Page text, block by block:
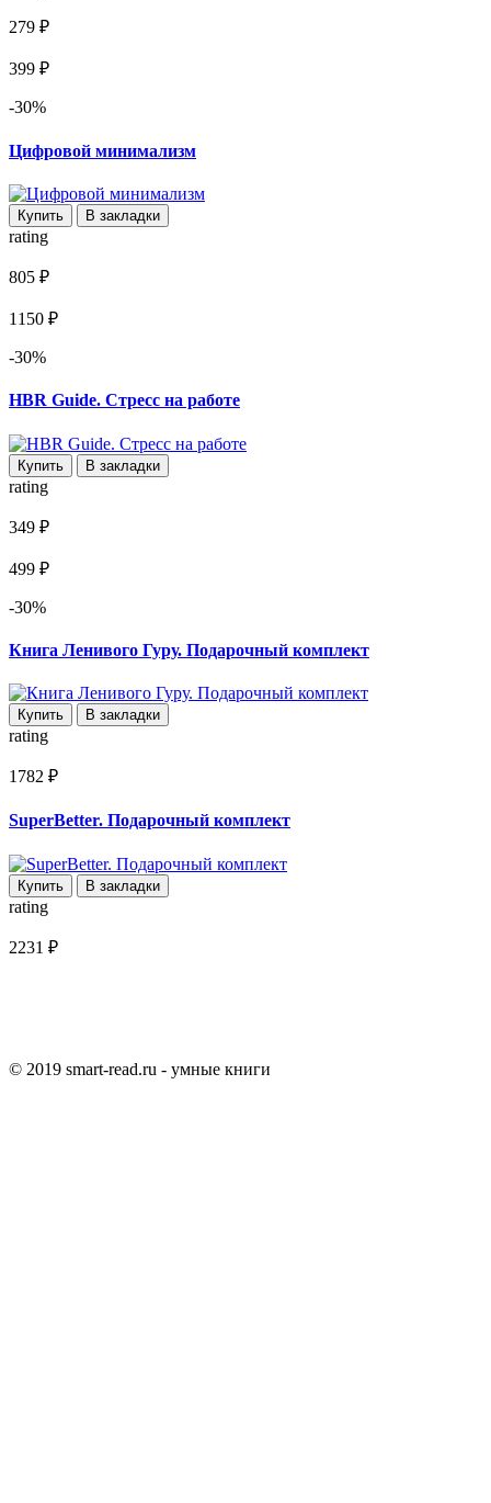
279 ₽
399 ₽
-30%
Цифровой минимализм
Купить В закладки
rating
805 ₽
1150 ₽
-30%
HBR Guide. Стресс на работе
Купить В закладки
rating
349 ₽
499 ₽
-30%
Книга Ленивого Гуру. Подарочный комплект
Купить В закладки
rating
1782 ₽
SuperBetter. Подарочный комплект
Купить В закладки
rating
2231 ₽
© 2019 smart-read.ru - умные книги